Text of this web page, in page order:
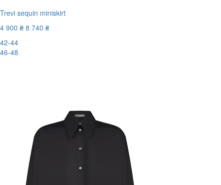
Trevi sequin miniskirt
4 900 ₴ 8 740 ₴
42-44
46-48